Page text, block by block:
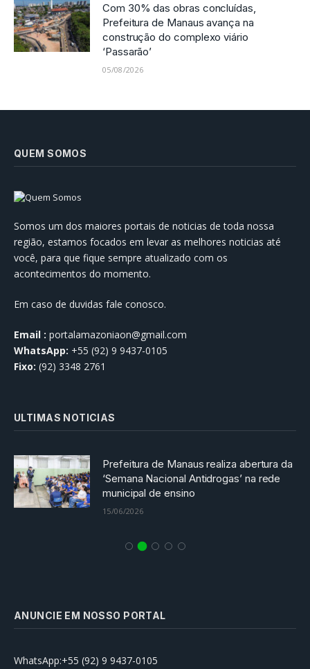
Com 30% das obras concluídas,
Prefeitura de Manaus avança na
construção do complexo viário
‘Passarão’
05/08/2026
QUEM SOMOS
Somos um dos maiores portais de noticias de toda nossa
região, estamos focados em levar as melhores noticias até
você, para que fique sempre atualizado com os
acontecimentos do momento.
Em caso de duvidas fale conosco.
Email : portalamazoniaon@gmail.com
WhatsApp: +55 (92) 9 9437-0105
Fixo: (92) 3348 2761
ULTIMAS NOTICIAS
Prefeitura de Manaus realiza abertura da
‘Semana Nacional Antidrogas’ na rede
municipal de ensino
15/06/2026
ANUNCIE EM NOSSO PORTAL
WhatsApp:+55 (92) 9 9437-0105